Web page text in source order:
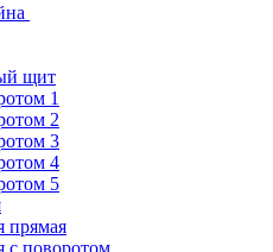
щит
1
2
3
4
5
прямая
с поворотом